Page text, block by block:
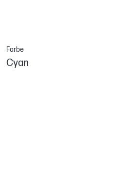
Farbe
Cyan